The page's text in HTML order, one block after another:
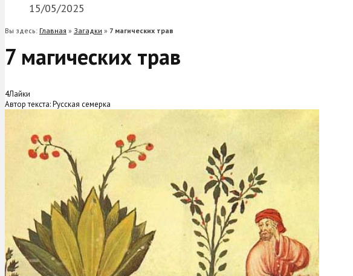
15/05/2025
Вы здесь: Главная » Загадки » 7 магических трав
7 магических трав
4Лайки
Автор текста: Русская семерка